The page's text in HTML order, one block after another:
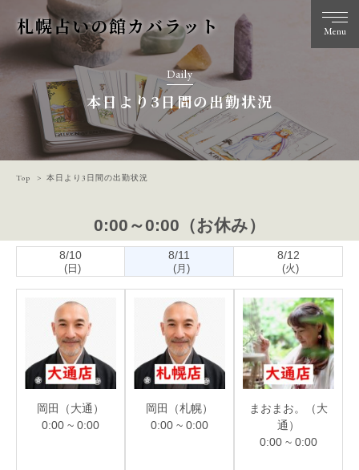
札幌占いの館カバラット Menu
Daily
本日より3日間の出勤状況
Top 本日より3日間の出勤状況
0:00～0:00（お休み）
8/10
(日)
8/11
(月)
8/12
(火)
岡田（大通）
0:00 ~ 0:00
岡田（札幌）
0:00 ~ 0:00
まおまお。（大
通）
0:00 ~ 0:00